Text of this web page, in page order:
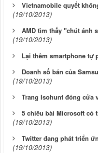
Vietnamobile quyết
(19/10/2013)
AMD tìm thấy "chút ánh
(19/10/2013)
Lại thêm smartphone tự
Doanh số bán của
(19/10/2013)
Trang Isohunt đóng cửa
5 chiêu bài Microsoft có
(19/10/2013)
Twitter đang phát triển
(19/10/2013)